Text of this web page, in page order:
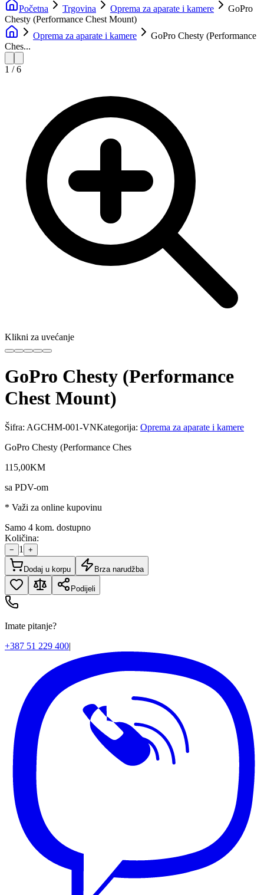
Početna Trgovina Oprema za aparate i kamere
GoPro
Chesty (Performance Chest Mount)
Oprema za aparate i kamere
GoPro Chesty (Performance
Ches...
1 /6
Klikni za uvećanje
GoPro Chesty (Performance
Chest Mount)
Šifra: AGCHM-001-VNKategorija: Oprema za aparate i kamere
GoPro Chesty (Performance Ches
115,00KM
sa PDV-om
* Važi za online kupovinu
Samo 4 kom. dostupno
Količina:
− 1 +
Dodaj u korpu Brza narudžba
Podijeli
Imate pitanje?
+387 51 229 400|